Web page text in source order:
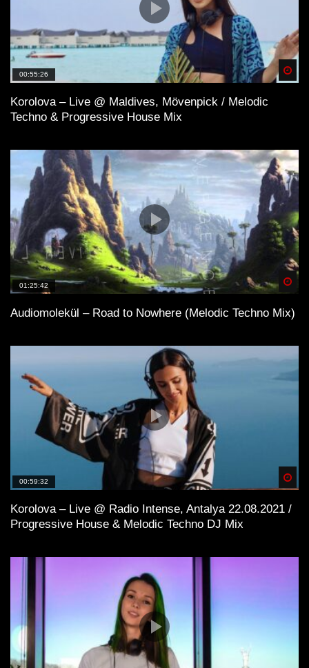
00:55:26
Korolova – Live @ Maldives, Mövenpick / Melodic
Techno & Progressive House Mix
01:25:42
Audiomolekül – Road to Nowhere (Melodic Techno Mix)
00:59:32
Korolova – Live @ Radio Intense, Antalya 22.08.2021 /
Progressive House & Melodic Techno DJ Mix